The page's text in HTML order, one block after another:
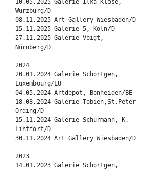
10.05.2025 Galerie Ilka Klose,
Würzburg/D
08.11.2025 Art Gallery Wiesbaden/D
15.11.2025 Galerie 5, Köln/D
27.11.2025 Galerie Voigt,
Nürnberg/D
2024
20.01.2024 Galerie Schortgen,
Luxembourg/LU
04.05.2024 Artdepot, Bonheiden/BE
18.08.2024 Galerie Tobien,St.Peter-
Ording/D
15.11.2024 Galerie Schürmann, K.-
Lintfort/D
30.11.2024 Art Gallery Wiesbaden/D
2023
14.01.2023 Galerie Schortgen,